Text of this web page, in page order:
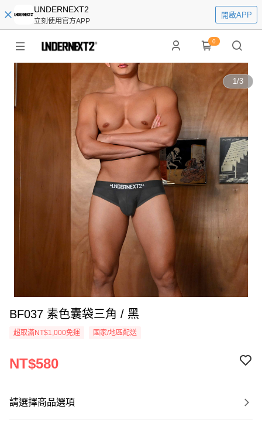
UNDERNEXT2
立刻使用官方APP
開啟APP
0
1/3
BF037 素色囊袋三角 / 黑
超取滿NT$1,000免運 國家/地區配送
NT$580
請選擇商品選項